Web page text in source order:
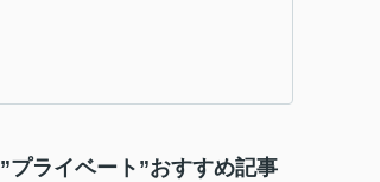
”プライベート”おすすめ記事